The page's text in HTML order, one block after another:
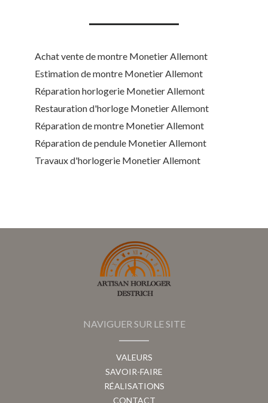
Achat vente de montre Monetier Allemont
Estimation de montre Monetier Allemont
Réparation horlogerie Monetier Allemont
Restauration d'horloge Monetier Allemont
Réparation de montre Monetier Allemont
Réparation de pendule Monetier Allemont
Travaux d'horlogerie Monetier Allemont
NAVIGUER SUR LE SITE
VALEURS
SAVOIR-FAIRE
RÉALISATIONS
CONTACT